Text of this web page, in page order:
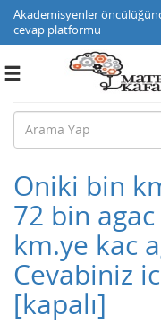
Akademisyenler
cevap platformu
Toggle
Oniki bin
72 bin
km.ye kac
Cevabiniz
[kapalı]